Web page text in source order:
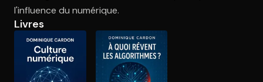
l'influence du numérique.
Livres